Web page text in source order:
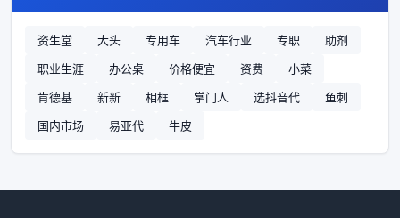
资生堂 大头 专用车 汽车行业 专职
助剂
职业生涯
办公桌 价格便宜 资费
小菜
肯德基
新新 相框 掌门人 选抖音代
鱼刺
国内市场
易亚代 牛皮